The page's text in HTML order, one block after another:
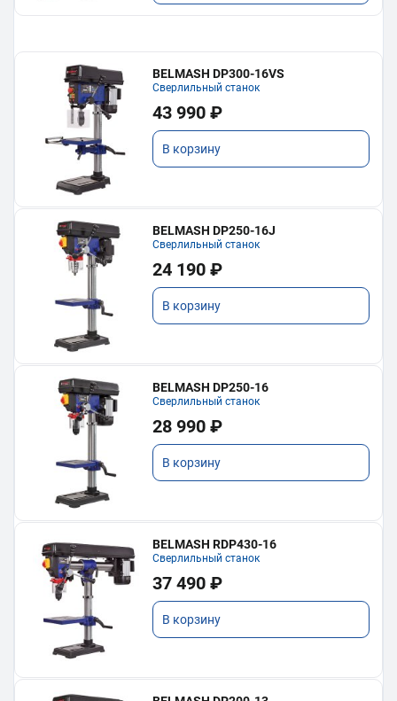
BELMASH DP300-16VS
Сверлильный станок
43 990 ₽
В корзину
BELMASH DP250-16J
Сверлильный станок
24 190 ₽
В корзину
BELMASH DP250-16
Сверлильный станок
28 990 ₽
В корзину
BELMASH RDP430-16
Сверлильный станок
37 490 ₽
В корзину